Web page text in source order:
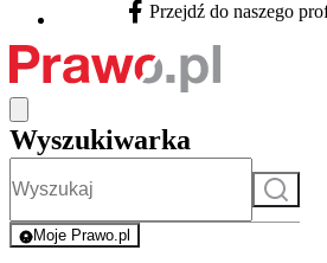
Facebook - otwiera się w nowej
Przejdź do naszego
Wyszukiwarka
Szukaj
Moje Prawo.pl
- rejestracja i logowanie do serwisu